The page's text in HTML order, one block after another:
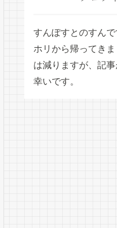
すんぽすとのすん
ホリから帰ってき
は減りますが、記
幸いです。